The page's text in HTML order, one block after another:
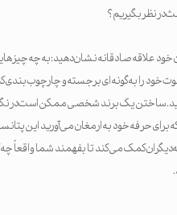
خود علاقه صادقانه نشان دهید: به چه
خود را به گونه ای برجسته و چارچوب بندی
ساختن یک برند شخصی ممکن است در نگاه
حرفه خود به ارمغان می آورید این
به دیگران کمک می کند تا بفهمند شما